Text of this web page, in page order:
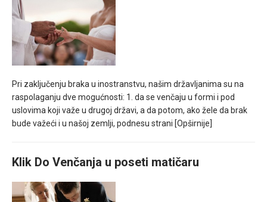
Pri zaključenju braka u inostranstvu, našim državljanima su na
raspolaganju dve mogućnosti: 1. da se venčaju u formi i pod
uslovima koji važe u drugoj državi, a da potom, ako žele da brak
bude važeći i u našoj zemlji, podnesu strani [Opširnije]
Klik Do Venčanja u poseti matičaru